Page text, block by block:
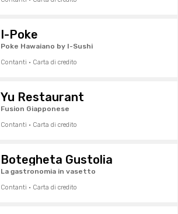
I-Poke
Poke Hawaiano by I-Sushi
Contanti · Carta di credito
Yu Restaurant
Fusion Giapponese
Contanti · Carta di credito
Botegheta Gustolia
La gastronomia in vasetto
Contanti · Carta di credito